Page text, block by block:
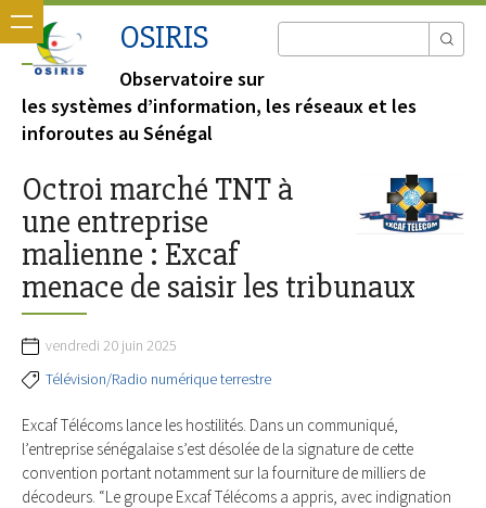
OSIRIS
Observatoire sur
les systèmes d’information, les réseaux et les
inforoutes au Sénégal
Octroi marché TNT à
une entreprise
malienne : Excaf
menace de saisir les tribunaux
vendredi 20 juin 2025
Télévision/Radio numérique terrestre
Excaf Télécoms lance les hostilités. Dans un communiqué,
l’entreprise sénégalaise s’est désolée de la signature de cette
convention portant notamment sur la fourniture de milliers de
décodeurs. “Le groupe Excaf Télécoms a appris, avec indignation